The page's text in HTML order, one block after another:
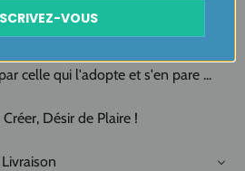
est réservée !
celle qui l'adopte et s'en pare ...
Désir de Plaire !
Livraison
VOUS